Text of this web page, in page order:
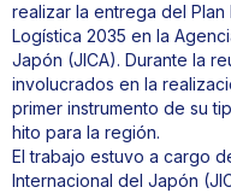
realizar la entrega del
Logística 2035 en la
Japón (JICA). Durante la
involucrados en la
primer instrumento de su
hito para la región.
El trabajo estuvo a cargo
Internacional del Japón